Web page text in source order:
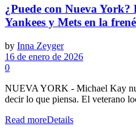
¿Puede con Nueva
Yankees y Mets en la
by Inna Zeyger
16 de enero de 2026
0
NUEVA YORK - Michael Kay
decir lo que piensa. El veterano
Read moreDetails